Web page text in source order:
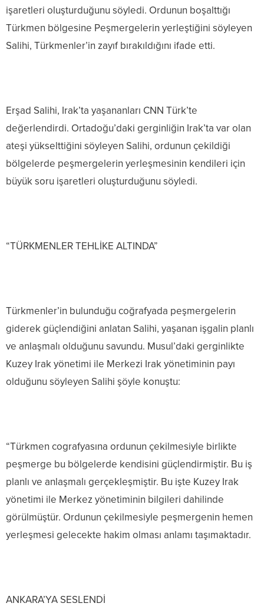
işaretleri oluşturduğunu söyledi. Ordunun boşalttığı
Türkmen bölgesine Peşmergelerin yerleştiğini söyleyen
Salihi, Türkmenler’in zayıf bırakıldığını ifade etti.
Erşad Salihi, Irak’ta yaşananları CNN Türk’te
değerlendirdi. Ortadoğu’daki gerginliğin Irak’ta var olan
ateşi yükselttiğini söyleyen Salihi, ordunun çekildiği
bölgelerde peşmergelerin yerleşmesinin kendileri için
büyük soru işaretleri oluşturduğunu söyledi.
“TÜRKMENLER TEHLİKE ALTINDA”
Türkmenler’in bulunduğu coğrafyada peşmergelerin
giderek güçlendiğini anlatan Salihi, yaşanan işgalin planlı
ve anlaşmalı olduğunu savundu. Musul’daki gerginlikte
Kuzey Irak yönetimi ile Merkezi Irak yönetiminin payı
olduğunu söyleyen Salihi şöyle konuştu:
“Türkmen cografyasına ordunun çekilmesiyle birlikte
peşmerge bu bölgelerde kendisini güçlendirmiştir. Bu iş
planlı ve anlaşmalı gerçekleşmiştir. Bu işte Kuzey Irak
yönetimi ile Merkez yönetiminin bilgileri dahilinde
görülmüştür. Ordunun çekilmesiyle peşmergenin hemen
yerleşmesi gelecekte hakim olması anlamı taşımaktadır.
ANKARA’YA SESLENDİ